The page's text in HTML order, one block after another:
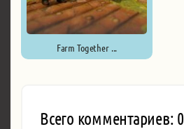
Farm Together ...
Всего комментариев: 0